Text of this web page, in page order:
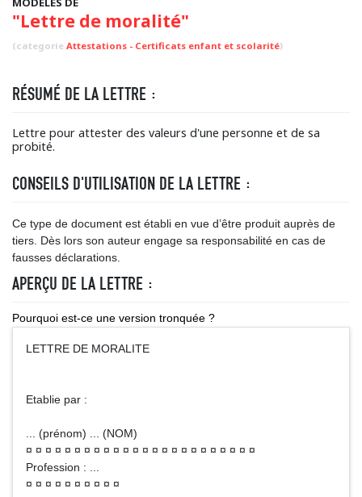
"Lettre de moralité"
(categorie Attestations - Certificats enfant et scolarité)
RÉSUMÉ DE LA LETTRE :
Lettre pour attester des valeurs d'une personne et de sa
probité.
CONSEILS D'UTILISATION DE LA LETTRE :
Ce type de document est établi en vue d’être produit auprès de
tiers. Dès lors son auteur engage sa responsabilité en cas de
fausses déclarations.
APERÇU DE LA LETTRE :
Pourquoi est-ce une version tronquée ?
LETTRE DE MORALITE
Etablie par :
... (prénom) ... (NOM)
¤ ¤ ¤ ¤ ¤ ¤ ¤ ¤ ¤ ¤ ¤ ¤ ¤ ¤ ¤ ¤ ¤ ¤ ¤ ¤ ¤ ¤ ¤ ¤
Profession : ...
¤ ¤ ¤ ¤ ¤ ¤ ¤ ¤ ¤ ¤